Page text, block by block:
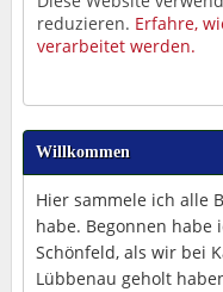
reduzieren. Erfahre,
verarbeitet werden.
Willkommen
Hier sammele ich alle
habe. Begonnen habe
Schönfeld, als wir bei
Lübbenau geholt